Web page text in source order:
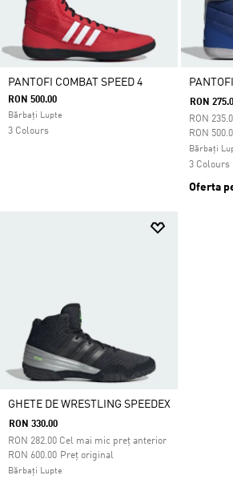
PANTOFI COMBAT SPEED 4
RON 500.00
Bărbați Lupte
3 Colours
RON
RON
Preț
RON
Bărbați
3 Colours
Oferta
GHETE DE WRESTLING SPEEDEX
RON 330.00
RON 282.00 Cel mai mic preț anterior
Preț original
Preț redus de la
RON 600.00la
Bărbați Lupte